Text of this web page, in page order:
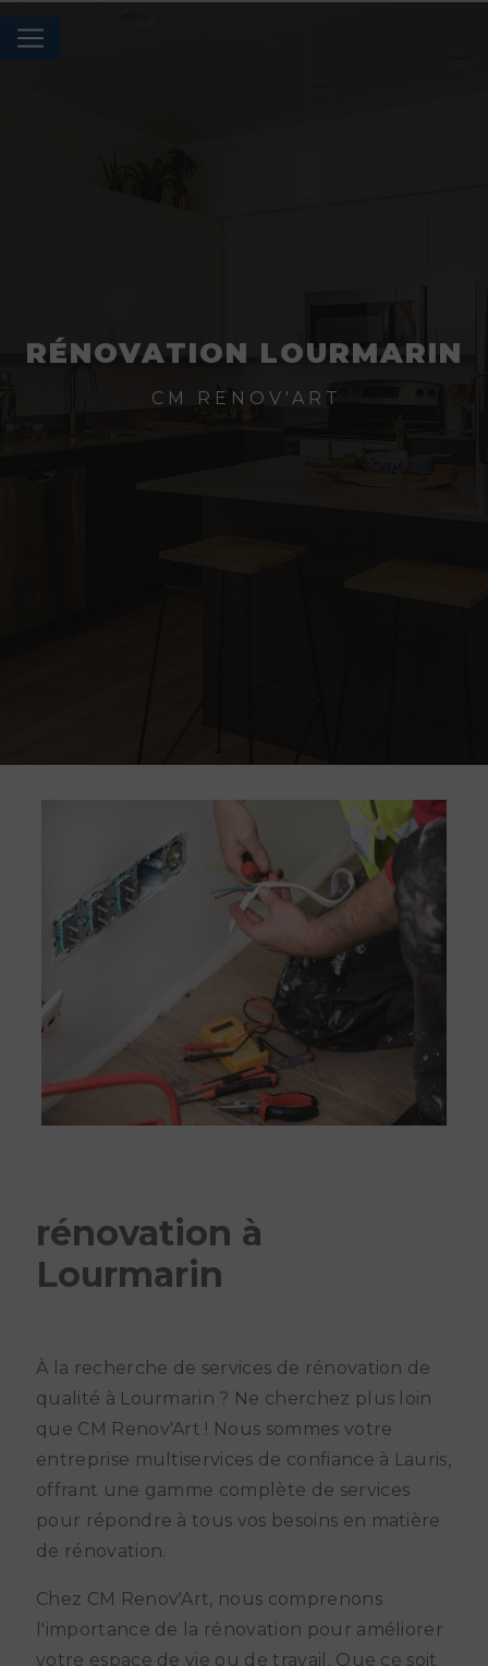
RÉNOVATION LOURMARIN
CM RENOV'ART
rénovation à
Lourmarin
À la recherche de services de rénovation de
qualité à Lourmarin ? Ne cherchez plus loin
que CM Renov'Art ! Nous sommes votre
entreprise multiservices de confiance à Lauris,
offrant une gamme complète de services
pour répondre à tous vos besoins en matière
de rénovation.
Chez CM Renov'Art, nous comprenons
l'importance de la rénovation pour améliorer
votre espace de vie ou de travail. Que ce soit